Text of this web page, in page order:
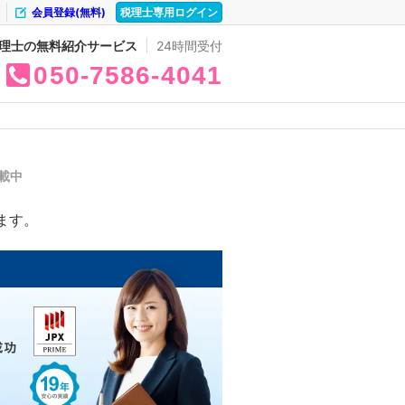
税理士専用ログイン
会員登録(無料)
士の無料紹介サービス 24時間受付
050 7586 4041
中
。